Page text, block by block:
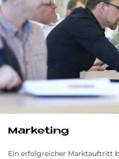
Mar­ke­ting
Ein erfolgreicher Marktauftritt